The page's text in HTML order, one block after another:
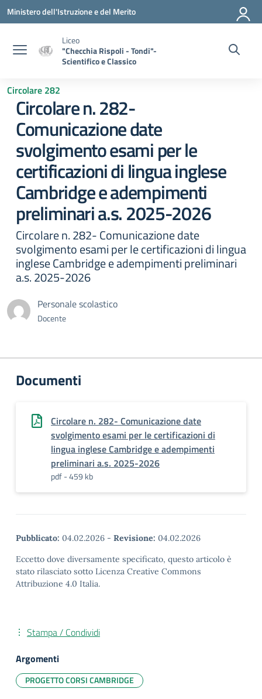
Vai ai contenuti
Vai al menu di navigazione
Vai al footer
Ministero dell'Istruzione e del Merito
Liceo
"Checchia Rispoli - Tondi"-
Scientifico e Classico
Circolare 282
Circolare n. 282-
Comunicazione date
svolgimento esami per le
certificazioni di lingua inglese
Cambridge e adempimenti
preliminari a.s. 2025-2026
Circolare n. 282- Comunicazione date
svolgimento esami per le certificazioni di lingua
inglese Cambridge e adempimenti preliminari
a.s. 2025-2026
Personale scolastico
Docente
Documenti
Circolare n. 282- Comunicazione date
svolgimento esami per le certificazioni di
lingua inglese Cambridge e adempimenti
preliminari a.s. 2025-2026
pdf - 459 kb
Pubblicato: 04.02.2026 - Revisione: 04.02.2026
Eccetto dove diversamente specificato, questo articolo è
stato rilasciato sotto Licenza Creative Commons
Attribuzione 4.0 Italia.
Stampa / Condividi
Argomenti
PROGETTO CORSI CAMBRIDGE